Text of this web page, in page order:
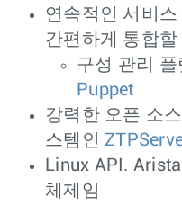
연속적인 서비
간편하게 통합
구성 관리 플
Puppet
강력한 오픈 소
스템인
Linux API.
체제임